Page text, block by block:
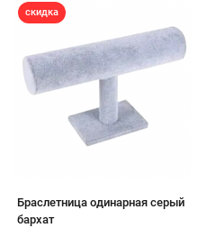
скидка
Браслетница одинарная серый
бархат